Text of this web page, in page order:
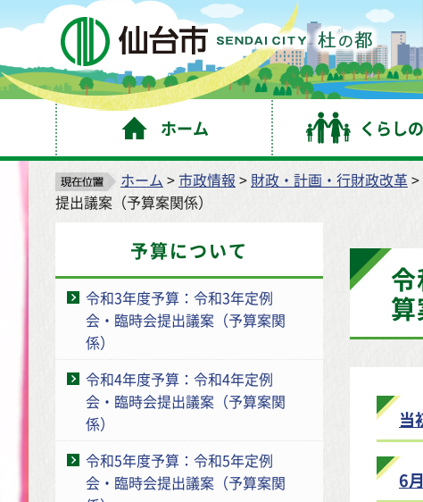
仙台市
ホーム くらし
ホーム >市政情報 > 財政・計画・行財政改革>
提出議案（予算案関係）
予算について
令和3年度予算：令和3年定例
会・臨時会提出議案（予算案関
係）
令和4年度予算：令和4年定例
会・臨時会提出議案（予算案関
係）
令和5年度予算：令和5年定例
会・臨時会提出議案（予算案関
算
当
6